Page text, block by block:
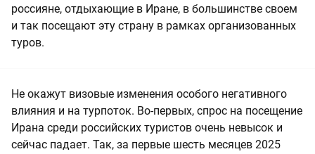
россияне, отдыхающие в Иране, в большинстве своем
и так посещают эту страну в рамках организованных
туров.
Не окажут визовые изменения особого негативного
влияния и на турпоток. Во-первых, спрос на посещение
Ирана среди российских туристов очень невысок и
сейчас падает. Так, за первые шесть месяцев 2025